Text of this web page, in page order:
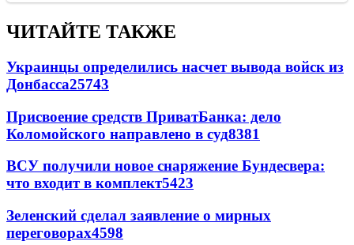
ЧИТАЙТЕ ТАКЖЕ
Украинцы определились насчет вывода войск из
Донбасса25743
Присвоение средств ПриватБанка: дело
Коломойского направлено в суд8381
ВСУ получили новое снаряжение Бундесвера:
что входит в комплект5423
Зеленский сделал заявление о мирных
переговорах4598